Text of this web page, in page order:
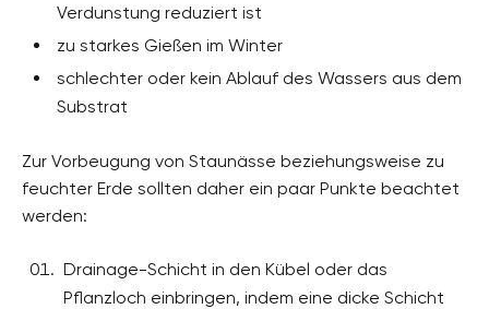
Verdunstung reduziert ist
zu starkes Gießen im Winter
schlechter oder kein Ablauf des Wassers aus dem
Substrat
Zur Vorbeugung von Staunässe beziehungsweise zu
feuchter Erde sollten daher ein paar Punkte beachtet
werden:
Drainage-Schicht in den Kübel oder das
Pflanzloch einbringen, indem eine dicke Schicht